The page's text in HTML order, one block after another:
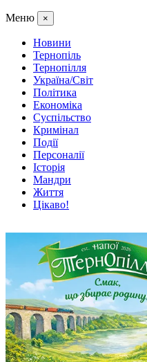
Меню ×
Новини
Тернопіль
Тернопілля
Україна/Світ
Політика
Економіка
Суспільство
Кримінал
Події
Персоналії
Історія
Мандри
Життя
Цікаво!